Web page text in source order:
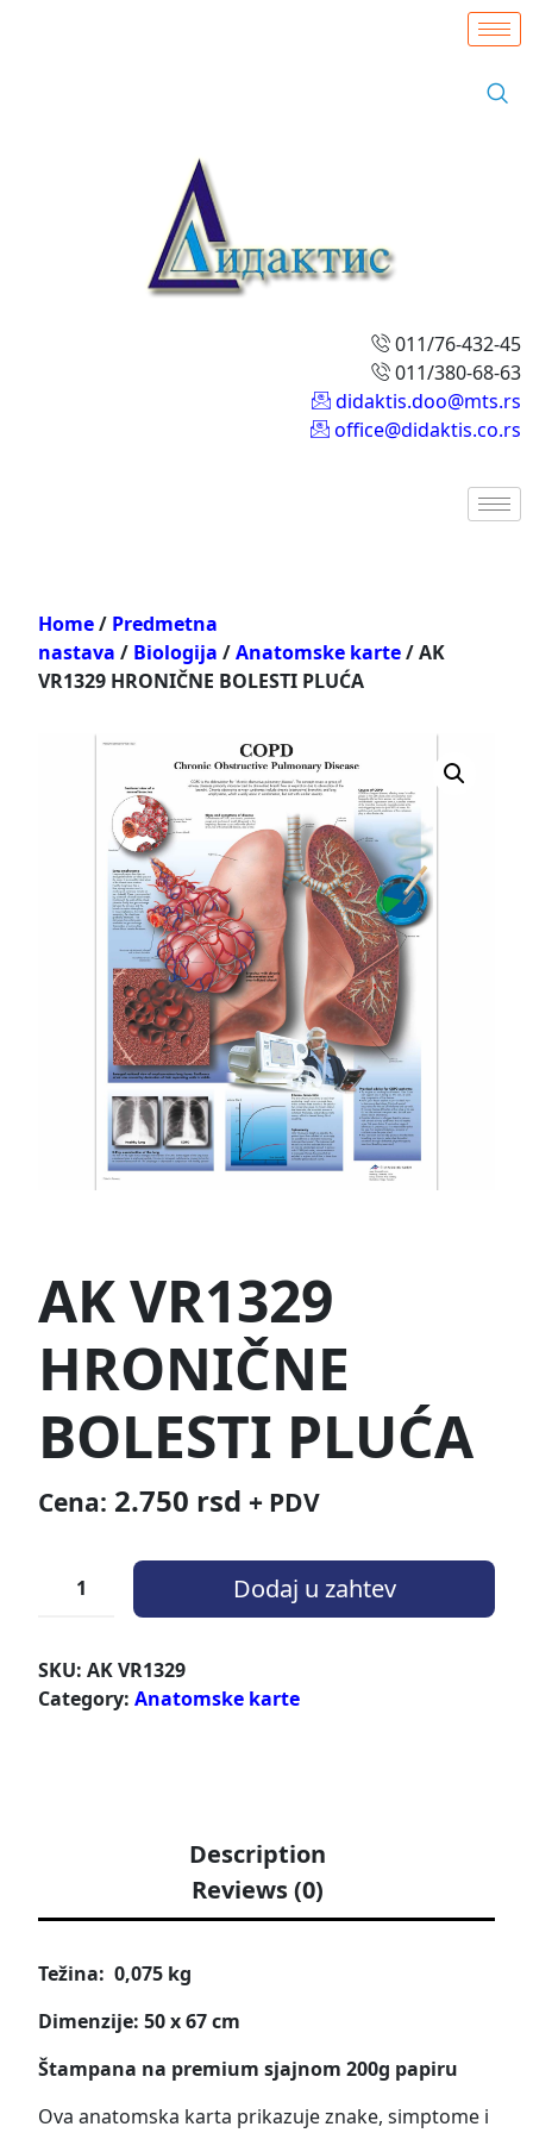
011/76-432-45
011/380-68-63
didaktis.doo@mts.rs
office@didaktis.co.rs
Home/ Predmetna
nastava / Biologija /Anatomske karte/ AK
VR1329 HRONIČNE BOLESTI PLUĆA
AK VR1329
HRONIČNE
BOLESTI PLUĆA
Cena: 2.750 rsd + PDV
Dodaj u zahtev
SKU: AK VR1329
Category: Anatomske karte
Description
Reviews (0)
Težina: 0,075 kg
Dimenzije: 50 x 67 cm
Štampana na premium sjajnom 200g papiru
Ova anatomska karta prikazuje znake, simptome i